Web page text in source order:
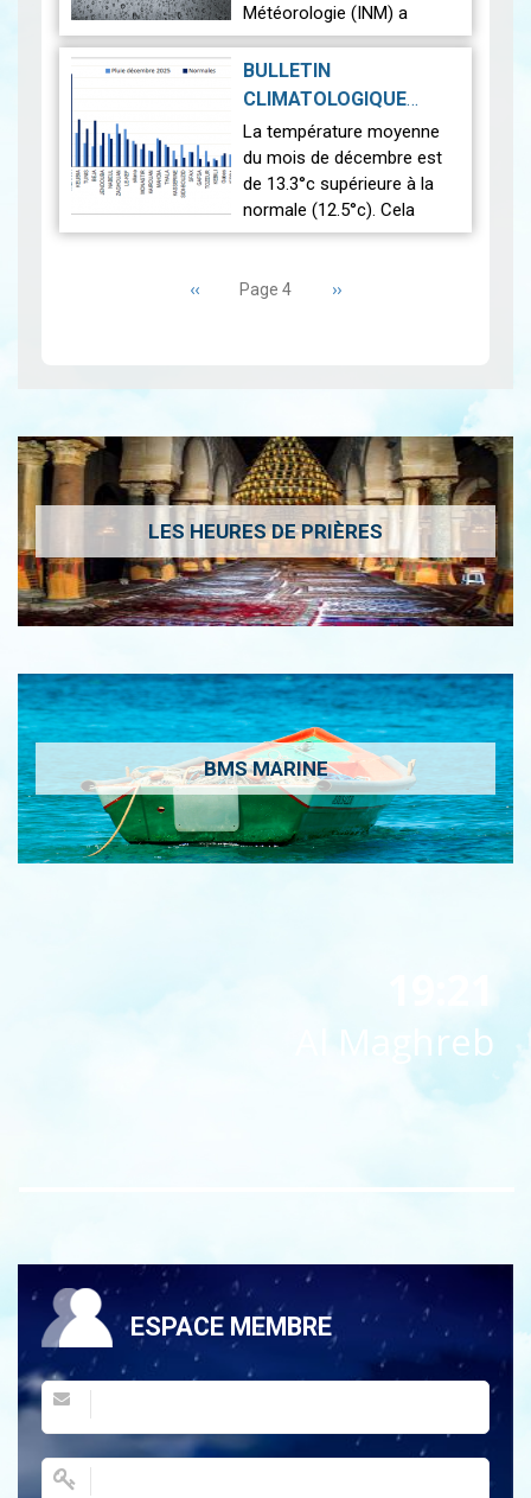
Météorologie (INM) a
l'honneur d'informer son
aimable clientèle que pour
l'obtention d'un Certificat
compagnies…
BULLETIN
CLIMATOLOGIQUE
PRÉLIMINAIRE :
DÉCEMBRE 2025|
2026-01-13
La température moyenne
du mois de décembre est
de 13.3°c supérieure à la
normale (12.5°c). Cela
indique un mois
que la moyenne. L’analyse
Page
précédente
‹‹ Page 4 Page
››
LES HEURES DE PRIÈRES
BMS MARINE
Al Maghreb
ESPACE MEMBRE